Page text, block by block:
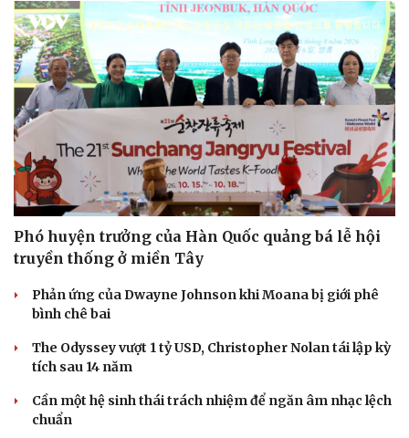
Phó huyện trưởng của Hàn Quốc quảng bá lễ hội
truyền thống ở miền Tây
Phản ứng của Dwayne Johnson khi Moana bị giới phê
bình chê bai
The Odyssey vượt 1 tỷ USD, Christopher Nolan tái lập kỳ
tích sau 14 năm
Cần một hệ sinh thái trách nhiệm để ngăn âm nhạc lệch
chuẩn